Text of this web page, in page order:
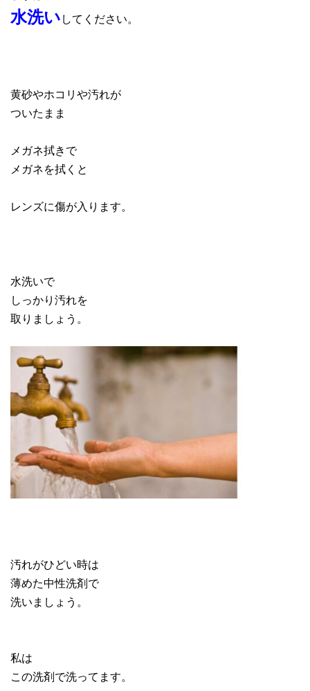
水洗いしてください。
黄砂やホコリや汚れが
ついたまま
メガネ拭きで
メガネを拭くと
レンズに傷が入ります。
水洗いで
しっかり汚れを
取りましょう。
汚れがひどい時は
薄めた中性洗剤で
洗いましょう。
私は
この洗剤で洗ってます。